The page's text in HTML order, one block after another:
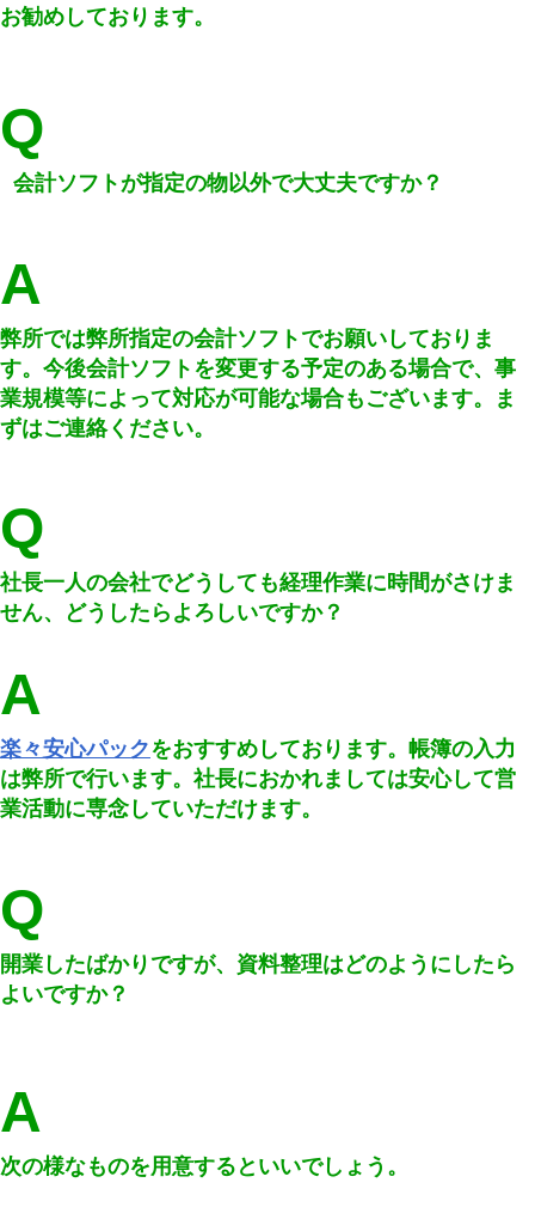
お勧めしております。
Q
会計ソフトが指定の物以外で大丈夫ですか？
A
弊所では弊所指定の会計ソフトでお願いしておりま
す。今後会計ソフトを変更する予定のある場合で、事
業規模等によって対応が可能な場合もございます。ま
ずはご連絡ください。
Q
社長一人の会社でどうしても経理作業に時間がさけま
せん、どうしたらよろしいですか？
A
楽々安心パックをおすすめしております。帳簿の入力
は弊所で行います。社長におかれましては安心して営
業活動に専念していただけます。
Q
開業したばかりですが、資料整理はどのようにしたら
よいですか？
A
次の様なものを用意するといいでしょう。